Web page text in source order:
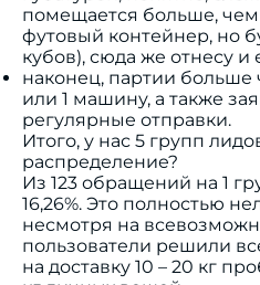
помещается больше,
футовый контейнер, но
кубов), сюда же отнесу
наконец, партии больше
или 1 машину, а также
регулярные отправки.
Итого, у нас 5 групп
распределение?
Из 123 обращений на 1
16,26%. Это полностью
несмотря на
пользователи решили
на доставку 10 – 20 кг